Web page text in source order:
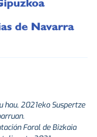
2021eko Suspertze
Foral de Bizkaia